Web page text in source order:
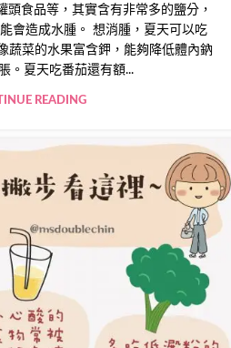
頭食品等，其實含有非常多的鹽分，
會造成水腫。 想消腫，夏天可以吃
蔬菜的水果富含鉀，能夠降低體內鈉
。夏天吃番茄還有額...
READING